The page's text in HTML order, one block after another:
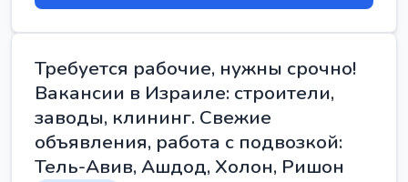
Требуется рабочие, нужны срочно!
Вакансии в Израиле: строители,
заводы, клининг. Свежие
объявления, работа с подвозкой:
Тель-Авив, Ашдод, Холон, Ришон